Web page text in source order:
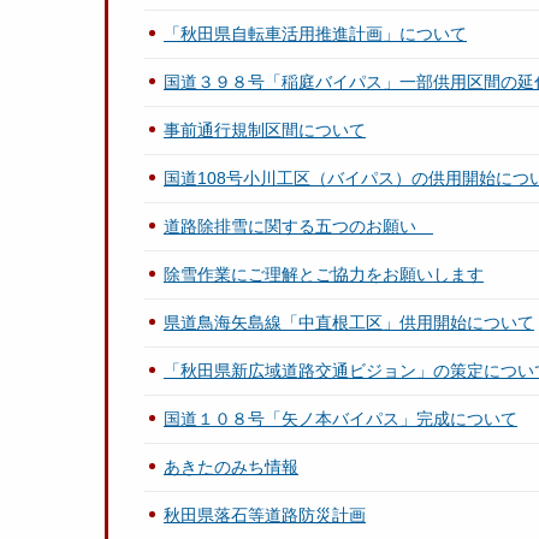
「秋田県自転車活用推進計画」について
国道３９８号「稲庭バイパス」一部供用区間の延
事前通行規制区間について
国道108号小川工区（バイパス）の供用開始につ
道路除排雪に関する五つのお願い
除雪作業にご理解とご協力をお願いします
県道鳥海矢島線「中直根工区」供用開始について
「秋田県新広域道路交通ビジョン」の策定につい
国道１０８号「矢ノ本バイパス」完成について
あきたのみち情報
秋田県落石等道路防災計画